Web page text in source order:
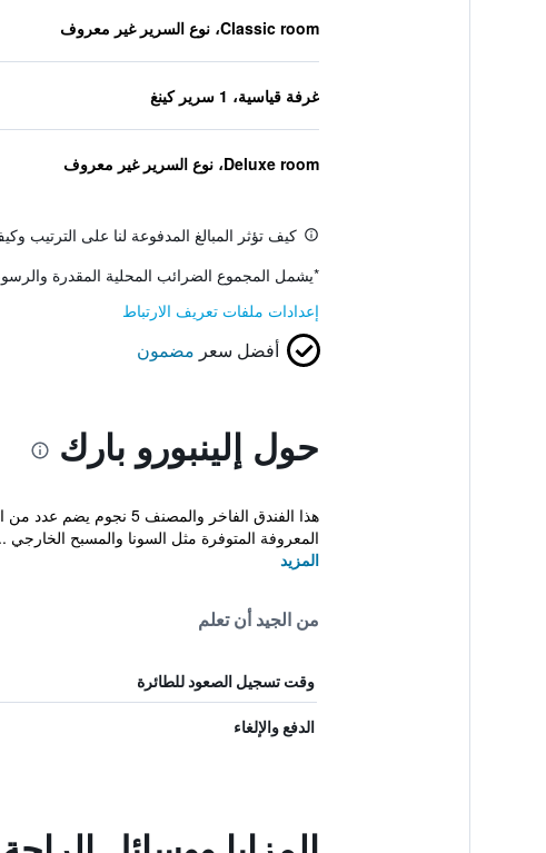
Classic room، نوع السرير غير معروف
غرفة قياسية، 1 سرير كينغ
Deluxe room، نوع السرير غير معروف
كيف تؤثر المبالغ المدفوعة لنا على الترتيب
*يشمل المجموع الضرائب المحلية المقدرة
إعدادات ملفات تعريف الارتباط
أفضل سعر مضمون
حول إلينبورو بارك
هذا الفندق الفاخر
المعروفة المتوفرة مثل السونا والمسبح الخارجي
المزيد
من الجيد أن تعلم
وقت تسجيل الصعود للطائرة
الدفع والإلغاء